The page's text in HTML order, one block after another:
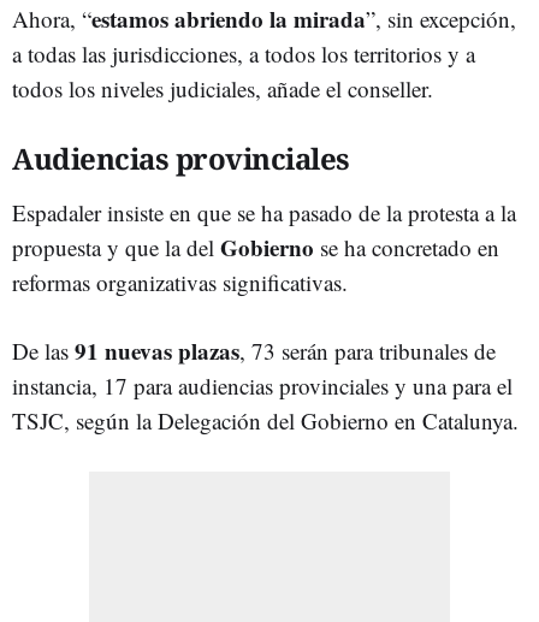
Ahora, “estamos abriendo la mirada”, sin excepción,
a todas las jurisdicciones, a todos los territorios y a
todos los niveles judiciales, añade el conseller.
Audiencias provinciales
Espadaler insiste en que se ha pasado de la protesta a la
propuesta y que la del Gobierno se ha concretado en
reformas organizativas significativas.
De las 91 nuevas plazas, 73 serán para tribunales de
instancia, 17 para audiencias provinciales y una para el
TSJC, según la Delegación del Gobierno en Catalunya.